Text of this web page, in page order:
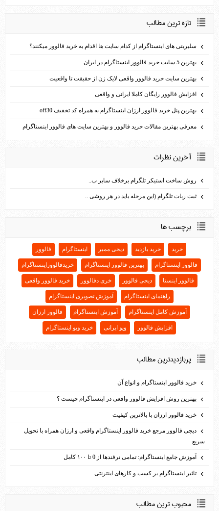
تازه ترين مطالب
سلبریتی های اینستاگرام از کدام سایت ها اقدام به خرید فالوور می­کنند؟
بهترین 5 سایت خرید فالوور اینستاگرام در ایران
بهترین سایت خرید فالوور واقعی لایک زن از حقیقت تا واقعیت
افزایش فالوور رایگان کاملا ایرانی و واقعی
بهترين پنل خريد فالوور ارزان اينستاگرام به همراه کد تخفيف off30
معرفی بهترین مقالات خرید فالوور و بهترین سایت های فالوور اینستاگرام
آخرين نظرات
روش ساخت استیکر تلگرام برخلاف سایر ب..
ثبت ربات تلگرام (این مرحله باید در هر روشی ..
برچسب ها
خرید خرید بازدید دیجی ممبر اینستاگرام فالوور
فالوور اینستاگرام بهترین فالوور اینستاگرام خریدفالووراینستاگرام
فالوور اینستا دیجی فالوور خری دفالوور خرید فالوور واقعی
راهنمای اینستاگرام آموزش تصویری اینستاگرام
آموزش کامل اینستاگرام آموزش اینستاگرام فالوور ارزان
افزایش فالوور ویو ایرانی خرید ویو اینستاگرام
پربازديدترين مطالب
خرید فالوور اینستاگرام و انواع آن
بهترین روش افزایش فالوور واقعی در اینستاگرام چیست ؟
خرید فالوور ارزان با بالاترین کیفیت
دیجی فالوور مرجع خرید فالوور اینستاگرام واقعی و ارزان همراه با تحویل
سریع
آموزش جامع اینستاگرام: تمامی ترفندها از 0 تا ۱۰۰ کامل
تاثیر اینستاگرام بر کسب و کارهای اینترنتی
محبوب ترين مطالب